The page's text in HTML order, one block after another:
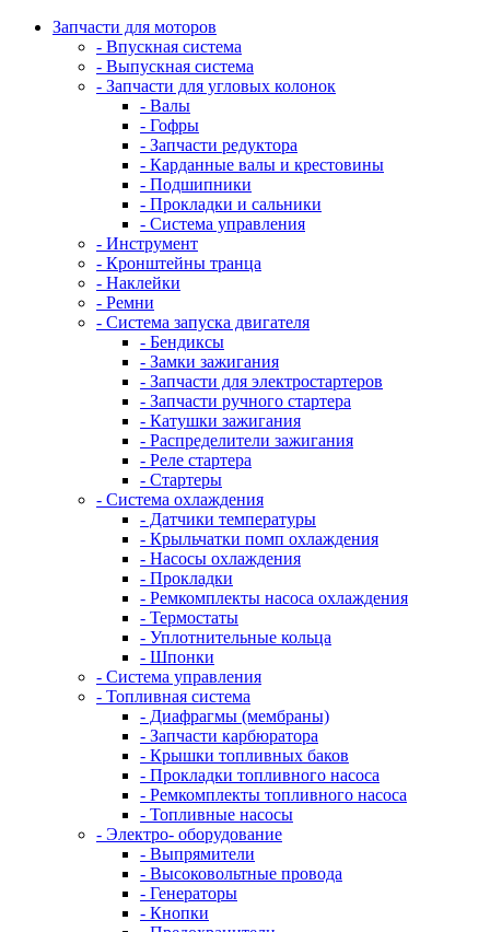
Запчасти для моторов
- Впускная система
- Выпускная система
- Запчасти для угловых колонок
- Валы
- Гофры
- Запчасти редуктора
- Карданные валы и крестовины
- Подшипники
- Прокладки и сальники
- Система управления
- Инструмент
- Кронштейны транца
- Наклейки
- Ремни
- Система запуска двигателя
- Бендиксы
- Замки зажигания
- Запчасти для электростартеров
- Запчасти ручного стартера
- Катушки зажигания
- Распределители зажигания
- Реле стартера
- Стартеры
- Система охлаждения
- Датчики температуры
- Крыльчатки помп охлаждения
- Насосы охлаждения
- Прокладки
- Ремкомплекты насоса охлаждения
- Термостаты
- Уплотнительные кольца
- Шпонки
- Система управления
- Топливная система
- Диафрагмы (мембраны)
- Запчасти карбюратора
- Крышки топливных баков
- Прокладки топливного насоса
- Ремкомплекты топливного насоса
- Топливные насосы
- Электро- оборудование
- Выпрямители
- Высоковольтные провода
- Генераторы
- Кнопки